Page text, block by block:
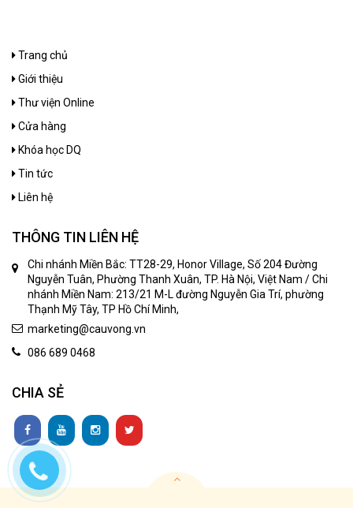
Trang chủ
Giới thiệu
Thư viện Online
Cửa hàng
Khóa học DQ
Tin tức
Liên hệ
THÔNG TIN LIÊN HỆ
Chi nhánh Miền Bắc: TT28-29, Honor Village, Số 204 Đường
Nguyễn Tuân, Phường Thanh Xuân, TP. Hà Nội, Việt Nam / Chi
nhánh Miền Nam: 213/21 M-L đường Nguyễn Gia Trí, phường
Thạnh Mỹ Tây, TP Hồ Chí Minh,
marketing@cauvong.vn
086 689 0468
CHIA SẺ